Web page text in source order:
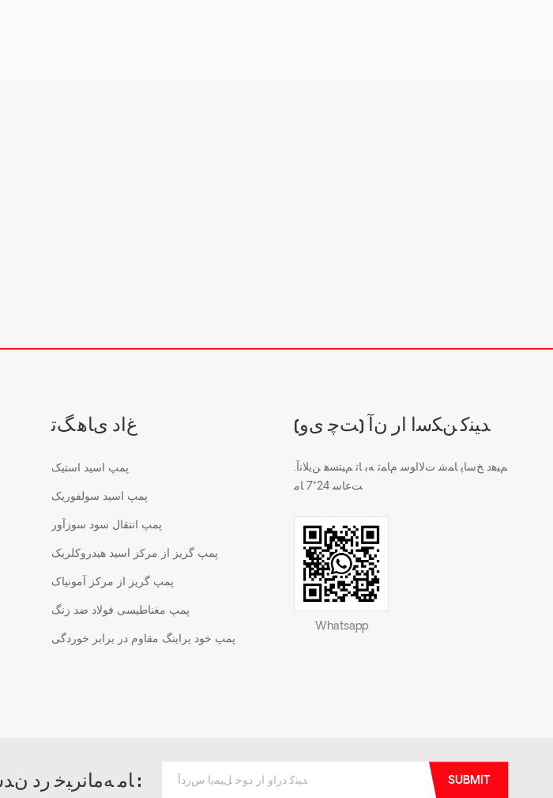
ﻍﺍﺩ ﯼﺎﻫ ﮓﺗ
پمپ اسید استیک
پمپ اسید سولفوریک
پمپ انتقال سود سوزآور
پمپ گریز از مرکز اسید هیدروکلریک
پمپ گریز از مرکز آمونیاک
پمپ مغناطیسی فولاد ضد زنگ
پمپ خود پراینگ مقاوم در برابر خوردگی
(ﺖﭼ ﯼﻭ) ﺪﯿﻨﮐ ﻦﮑﺳﺍ ﺍﺭ ﻥﺁ
.ﻢﯿﻫﺩ ﺦﺳﺎﭘ ﺎﻤﺷ ﺕﻻ ﺍﻮﺳ ﻡﺎﻤﺗ ﻪﺑ ﺎﺗ ﻢﯿﺘﺴﻫ ﻦﯾﻼ ﻧﺁ
ﺖﻋﺎﺳ 24*7 ﺎﻣ
Whatsapp
ﺎﻣ ﻪﻣﺎﻧﺮﺒﺧ ﺭﺩ ﻥﺪﺷ ﮎﺮﺘﺸﻣ : SUBMIT